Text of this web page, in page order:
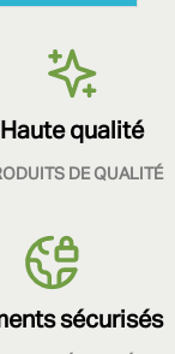
Haute qualité
DE QUALITÉ
sécurisés